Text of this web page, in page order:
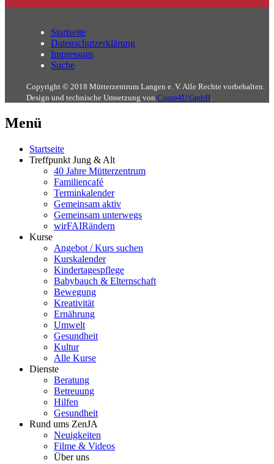
Startseite
Datenschutzerklärung
Impressum
Suche
Copyright © 2018 Mütterzentrum Langen e. V. Alle Rechte vorbehalten.
Design und technische Umsetzung von Comp4U GmbH.
Menü
Startseite
Treffpunkt Jung & Alt
40 Jahre Mütterzentrum
Familiencafé
Terminkalender
Gemeinsam aktiv
Gemeinsam unterwegs
wirFAIRändern
Kurse
Angebot / Kurs suchen
Kurskalender
Kindertagespflege
Babybauch & Elternschaft
Bewegung
Kreativität
Ernährung
Umwelt
Gesundheit
Kultur
Alle Kurse
Dienste
Beratung
Betreuung
Hilfen
Gesundheit
Rund ums ZenJA
Neuigkeiten
Filme & Videos
Über uns